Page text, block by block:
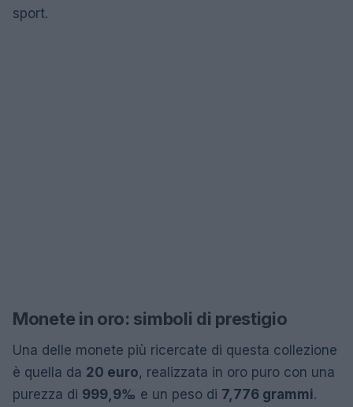
sport.
Monete in oro: simboli di prestigio
Una delle monete più ricercate di questa collezione
è quella da 20 euro, realizzata in oro puro con una
purezza di 999,9‰ e un peso di 7,776 grammi.